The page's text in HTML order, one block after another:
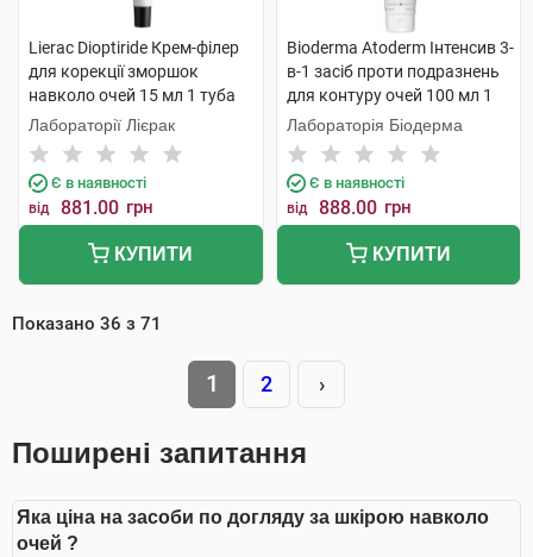
Lierac Dioptiride Крем-філер
для корекції зморшок
навколо очей 15 мл 1 туба
Лабораторії Лієрак
Є в наявності
від 881.00 грн
КУПИТИ
Bioderma Atoderm Інтенсив 3-
в-1 засіб проти подразнень
для контуру очей 100 мл 1
туба
Лабораторія Біодерма
Є в наявності
від 888.00 грн
КУПИТИ
Показано 36 з 71
1 2 ›
Поширені запитання
Яка ціна на засоби по догляду за шкірою навколо
очей ?